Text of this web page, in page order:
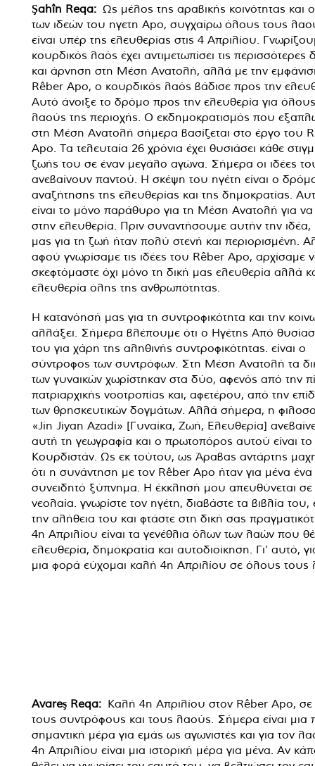
Şahîn Reqa: Ως μέλος της αραβικής κοινότητας και
των ιδεών του ηγετη Apo, συγχαίρω όλους τους
είναι υπέρ της ελευθερίας στις 4 Απριλίου.
κουρδικός λαός έχει αντιμετωπίσει τις περισσότερες
και άρνηση στη Μέση Ανατολή, αλλά με την
Rêber Apo, ο κουρδικός λαός βάδισε προς την
Αυτό άνοιξε το δρόμο προς την ελευθερία για
λαούς της περιοχής. Ο εκδημοκρατισμός που
στη Μέση Ανατολή σήμερα βασίζεται στο έργο του
Apo. Τα τελευταία 26 χρόνια έχει θυσιάσει κάθε
ζωής του σε έναν μεγάλο αγώνα. Σήμερα οι ιδέες
ανεβαίνουν παντού. Η σκέψη του ηγέτη είναι ο
αναζήτησης της ελευθερίας και της δημοκρατίας.
είναι το μόνο παράθυρο για τη Μέση Ανατολή για να
στην ελευθερία. Πριν συναντήσουμε αυτήν την
μας για τη ζωή ήταν πολύ στενή και περιορισμένη.
αφού γνωρίσαμε τις ιδέες του Rêber Apo, αρχίσαμε
σκεφτόμαστε όχι μόνο τη δική μας ελευθερία αλλά
ελευθερία όλης της ανθρωπότητας.
Η κατανόησή μας για τη συντροφικότητα και την
αλλάξει. Σήμερα βλέπουμε ότι ο Ηγέτης Από
του για χάρη της αληθινής συντροφικότητας. είναι ο
σύντροφος των συντρόφων. Στη Μέση Ανατολή τα
των γυναικών χωρίστηκαν στα δύο, αφενός από την
πατριαρχικής νοοτροπίας και, αφετέρου, από την
των θρησκευτικών δογμάτων. Αλλά σήμερα, η
«Jin Jiyan Azadi» [Γυναίκα, Ζωή, Ελευθερία]
αυτή τη γεωγραφία και ο πρωτοπόρος αυτού είναι το
Κουρδιστάν. Ως εκ τούτου, ως Άραβας αντάρτης
ότι η συνάντηση με τον Rêber Apo ήταν για μένα ένα
συνειδητό ξύπνημα. Η έκκλησή μου απευθύνεται
νεολαία. γνωρίστε τον ηγέτη, διαβάστε τα βιβλία του,
την αλήθεια του και φτάστε στη δική σας
4η Απριλίου είναι τα γενέθλια όλων των λαών που
ελευθερία, δημοκρατία και αυτοδιοίκηση. Γι’ αυτό,
μια φορά εύχομαι καλή 4η Απριλίου σε όλους τους
Avareş Reqa: Καλή 4η Απριλίου στον Rêber Apo,
τους συντρόφους και τους λαούς. Σήμερα είναι μια
σημαντική μέρα για εμάς ως αγωνιστές και για τον
4η Απριλίου είναι μια ιστορική μέρα για μένα. Αν